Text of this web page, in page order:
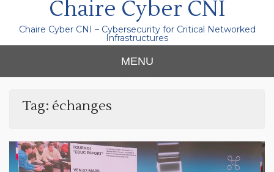
Chaire Cyber CNI
Chaire Cyber CNI – Cybersecurity for Critical Networked
Infrastructures
MENU
Tag: échanges